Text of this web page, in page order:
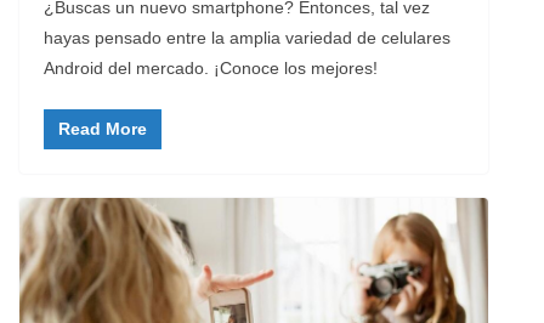
¿Buscas un nuevo smartphone? Entonces, tal vez
hayas pensado entre la amplia variedad de celulares
Android del mercado. ¡Conoce los mejores!
Read More